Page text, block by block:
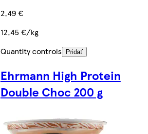
2,49 €
12,45 €/kg
Quantity controls
Pridať
Ehrmann High Protein
Double Choc 200 g